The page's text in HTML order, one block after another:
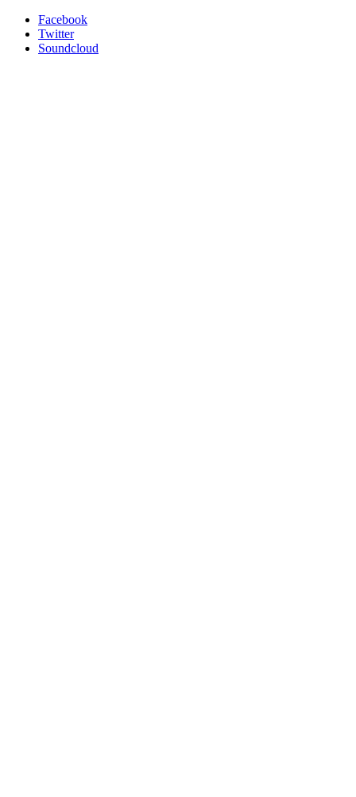
Facebook
Twitter
Soundcloud